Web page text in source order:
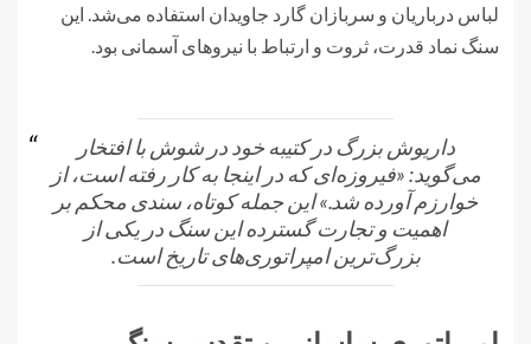
لباس درباریان و سربازان گارد جاویدان استفاده می‌شد. این
سنگ نماد قدرت، ثروت و ارتباط با نیروهای آسمانی بود.
داریوش بزرگ در کتیبه خود در شوش با افتخار
می‌گوید: «فیروزه‌ای که در اینجا به کار رفته است، از
خوارزم آورده شد.» این جمله کوتاه، سندی محکم بر
اهمیت و تجارت گسترده این سنگ در یکی از
بزرگ‌ترین امپراتوری‌های تاریخ است.